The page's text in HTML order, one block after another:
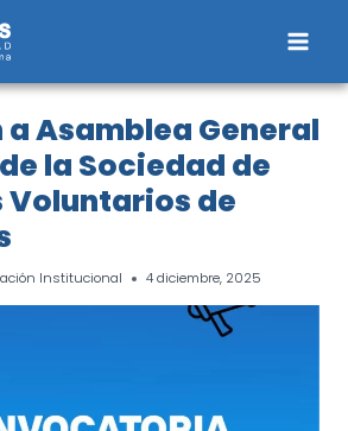
Asamblea General
la Sociedad de
Voluntarios de
Institucional 4 diciembre, 2025